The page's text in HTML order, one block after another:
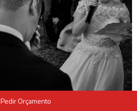
Pedir Orçamento